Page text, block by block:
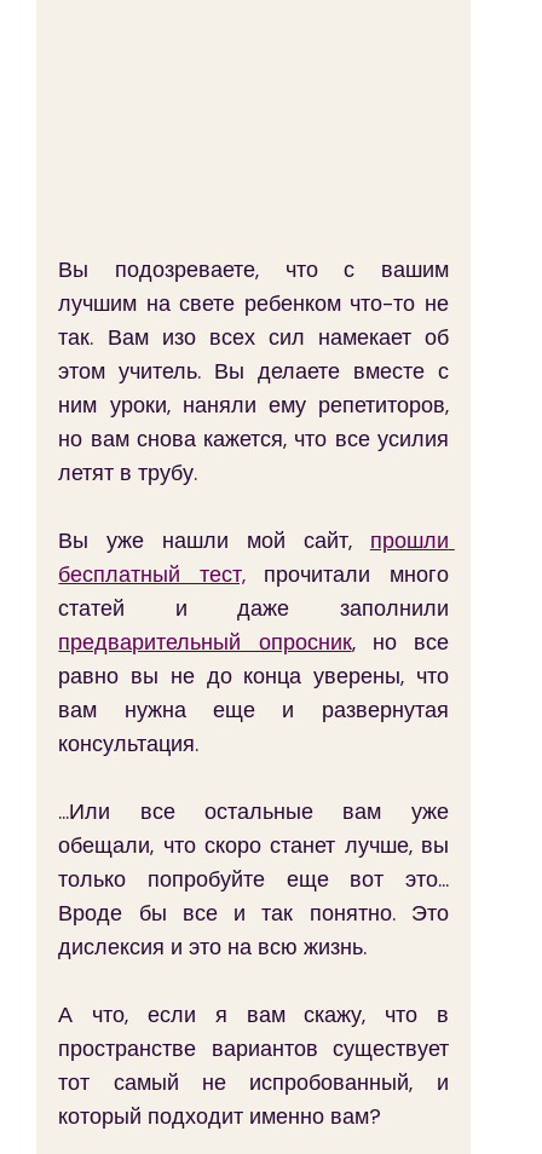
Вы подозреваете, что с вашим
лучшим на свете ребенком что-то не
так. Вам изо всех сил намекает об
этом учитель. Вы делаете вместе с
ним уроки, наняли ему репетиторов,
но вам снова кажется, что все усилия
летят в трубу.
Вы уже нашли мой сайт, прошли
бесплатный тест, прочитали много
предварительный опросник, но все
равно вы не до конца уверены, что
вам нужна еще и развернутая
консультация.
...Или все остальные вам уже
обещали, что скоро станет лучше, вы
только попробуйте еще вот это...
Вроде бы все и так понятно. Это
дислексия и это на всю жизнь.
А что, если я вам скажу, что в
пространстве вариантов существует
тот самый не испробованный, и
который подходит именно вам?